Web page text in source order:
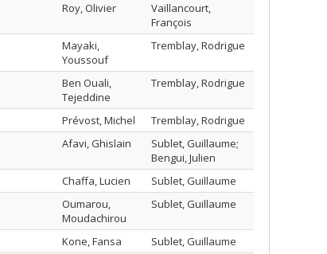
Roy, Olivier
Vaillancourt,
François
Mayaki,
Youssouf
Tremblay, Rodrigue
Ben Ouali,
Tejeddine
Tremblay, Rodrigue
Prévost, Michel
Tremblay, Rodrigue
Afavi, Ghislain
Sublet, Guillaume;
Bengui, Julien
Chaffa, Lucien
Sublet, Guillaume
Oumarou,
Moudachirou
Sublet, Guillaume
Kone, Fansa
Sublet, Guillaume